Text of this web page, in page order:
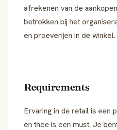
afrekenen van de
betrokken bij het
en proeverijen in de winkel.
Requirements
Ervaring in de retail is een
en thee is een must. Je